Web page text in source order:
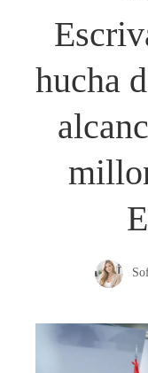
hucha